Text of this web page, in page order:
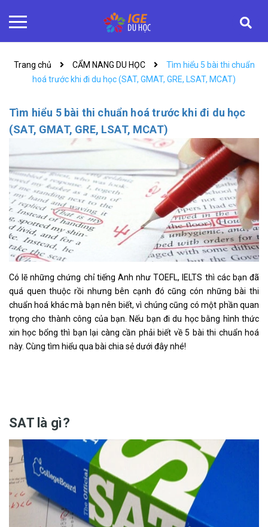
Trang chủ CẨM NANG DU HỌC
Tìm hiểu 5 bài thi chuẩn
hoá trước khi đi du học (SAT, GMAT, GRE, LSAT, MCAT)
Tìm hiểu 5 bài thi chuẩn hoá trước khi đi du học
(SAT, GMAT, GRE, LSAT, MCAT)
Có lẽ những chứng chỉ tiếng Anh như TOEFL, IELTS thì các bạn đã
quá quen thuộc rồi nhưng bên cạnh đó cũng cón những bài thi
chuẩn hoá khác mà bạn nên biết, vì chúng cũng có một phần quan
trọng cho thành công của bạn. Nếu bạn đi du học bằng hình thức
xin học bổng thì bạn lại càng cần phải biết về 5 bài thi chuẩn hoá
này. Cùng tìm hiểu qua bài chia sẻ dưới đây nhé!
SAT là gì?